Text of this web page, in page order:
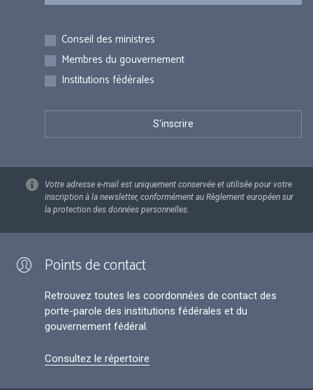
Inscriptions
Conseil des ministres
Membres du gouvernement
Institutions fédérales
Votre adresse e-mail est uniquement conservée et utilisée pour votre
inscription à la newsletter, conformément au Règlement européen sur
la protection des données personnelles.
Points de contact
Retrouvez toutes les coordonnées de contact des
porte-parole des institutions fédérales et du
gouvernement fédéral.
Consultez le répertoire